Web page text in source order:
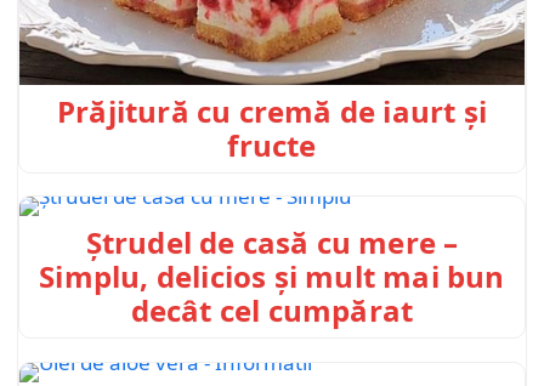
Prăjitură cu cremă de iaurt și
fructe
Ștrudel de casă cu mere –
Simplu, delicios și mult mai bun
decât cel cumpărat